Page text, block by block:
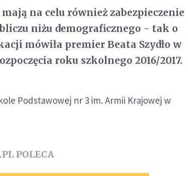
na celu również zabezpieczenie
niżu demograficznego - tak o
mówiła premier Beata Szydło w
roku szkolnego 2016/2017.
Podstawowej nr 3 im. Armii Krajowej w
POLECA